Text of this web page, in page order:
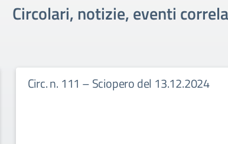
Circolari, notizie, eventi
Circ. n. 111 – Sciopero del 13.12.2024